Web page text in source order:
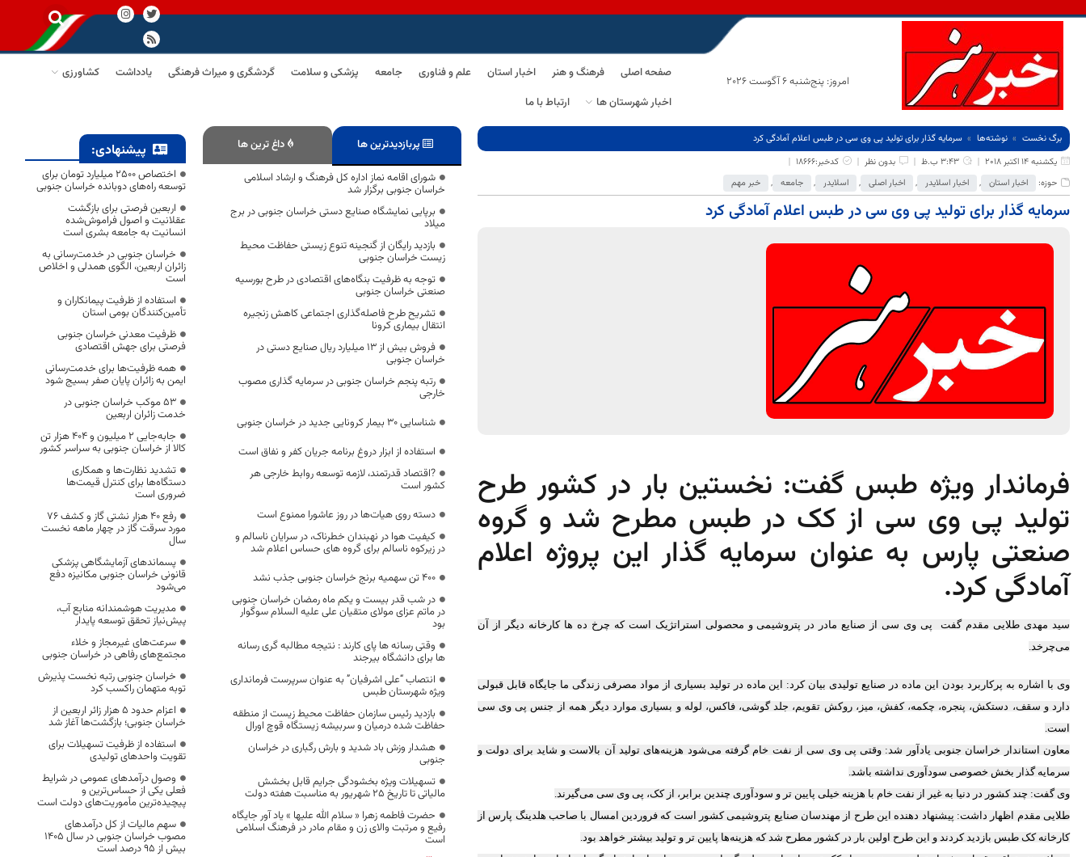
امروز: پنج‌شنبه 6 آگوست 2026
صفحه اصلی فرهنگ و هنر اخبار استان علم و فناوری جامعه پزشکی و سلامت گردشگری و میراث فرهنگی یادداشت
کشاورزی
اخبار شهرستان ها
ارتباط با ما
برگ نخست نوشته‌ها
سرمایه گذار برای تولید پی وی سی در طبس اعلام آمادگی کرد
یکشنبه 14 اکتبر 2018
3:43 ب.ظ بدون نظر
کدخبر:18666
حوزه:
اخبار استان , اخبار اسلایدر , اخبار اصلی , اسلایدر , جامعه , خبر مهم
سرمایه گذار برای تولید پی وی سی در طبس اعلام آمادگی کرد
فرماندار ویژه طبس گفت: نخستین بار در کشور طرح
تولید پی وی سی از کک در طبس مطرح شد و گروه
صنعتی پارس به عنوان سرمایه گذار این پروژه اعلام
آمادگی کرد.
سید مهدی طلایی مقدم گفت پی وی سی از صنایع مادر در پتروشیمی و محصولی استراتژیک است که چرخ ده ها کارخانه دیگر از آن
می‌چرخد.
وی با اشاره به پرکاربرد بودن این ماده در صنایع تولیدی بیان کرد: این ماده در تولید بسیاری از مواد مصرفی زندگی ما جایگاه قابل قبولی
دارد و سقف، دستکش، پنجره، چکمه، کفش، میز، روکش تقویم، جلد گوشی، فاکس، لوله و بسیاری موارد دیگر همه از جنس پی وی سی
است.
معاون استاندار خراسان جنوبی یادآور شد: وقتی پی وی سی از نفت خام گرفته می‌شود هزینه‌های تولید آن بالاست و شاید برای دولت و
سرمایه گذار بخش خصوصی سودآوری نداشته باشد.
وی گفت: چند کشور در دنیا به غیر از نفت خام با هزینه خیلی پایین تر و سودآوری چندین برابر، از کک، پی وی سی می‌گیرند.
طلایی مقدم اظهار داشت: پیشنهاد دهنده این طرح از مهندسان صنایع پتروشیمی کشور است که فروردین امسال با صاحب هلدینگ پارس از
کارخانه کک طبس بازدید کردند و این طرح اولین بار در کشور مطرح شد که هزینه‌ها پایین تر و تولید بیشتر خواهد بود.
پربازدیدترین ها داغ ترین ها
شورای اقامه نماز اداره کل فرهنگ و ارشاد اسلامی
خراسان جنوبی برگزار شد
برپایی نمایشگاه صنایع دستی خراسان جنوبی در برج
میلاد
بازدید رایگان از گنجینه تنوع زیستی حفاظت محیط
زیست خراسان جنوبی
توجه به ظرفیت بنگاه‌های اقتصادی در طرح بورسیه
صنعتی خراسان جنوبی
تشریح طرح فاصله‌گذاری اجتماعی کاهش زنجیره
انتقال بیماری کرونا
فروش بیش از ۱۳ میلیارد ریال صنایع‌ دستی در
خراسان جنوبی
رتبه پنجم خراسان جنوبی در سرمایه گذاری مصوب
خارجی
شناسایی ۳۰ بیمار کرونایی جدید در خراسان جنوبی
استفاده از ابزار دروغ برنامه جریان کفر و نفاق است
?اقتصاد قدرتمند، لازمه توسعه روابط خارجی هر
کشور است
دسته روی هیات‌ها در روز عاشورا ممنوع است
کیفیت هوا در نهبندان خطرناک، در سرایان ناسالم و
در زیرکوه ناسالم برای گروه های حساس اعلام شد
400 تن سهمیه برنج خراسان جنوبی جذب نشد
در شب قدر بیست و یکم ماه رمضان خراسان جنوبی
در ماتم عزای مولای متقیان علی علیه السلام سوگوار
بود
وقتی رسانه ها پای کارند : نتیجه مطالبه گری رسانه
ها برای دانشگاه بیرجند
انتصاب “علی اشرفیان” به عنوان سرپرست فرمانداری
ویژه شهرستان طبس
بازدید رئیس سازمان حفاظت محیط زیست از منطقه
حفاظت شده درمیان و سربیشه زیستگاه قوچ اورال
هشدار وزش باد شدید و بارش رگباری در خراسان
جنوبی
تسهیلات ویژه بخشودگی جرایم قابل بخشش
مالیاتی تا تاریخ ۲۵ شهریور به مناسبت هفته دولت
حضرت فاطمه زهرا « سلام الله علیها » یاد آور جایگاه
رفیع و مرتبت والای زن و مقام مادر در فرهنگ اسلامی
است
پیشنهادی:
اختصاص 2500 میلیارد تومان برای
توسعه راه‌های دوبانده خراسان جنوبی
اربعین فرصتی برای بازگشت
عقلانیت و اصول فراموش‌شده
انسانیت به جامعه بشری است
خراسان جنوبی در خدمت‌رسانی به
زائران اربعین، الگوی همدلی و اخلاص
است
استفاده از ظرفیت پیمانکاران و
تأمین‌کنندگان بومی استان
ظرفیت معدنی خراسان جنوبی
فرصتی برای جهش اقتصادی
همه ظرفیت‌ها برای خدمت‌رسانی
ایمن به زائران پایان صفر بسیج شود
53 موکب خراسان جنوبی در
خدمت زائران اربعین
جابه‌جایی 2 میلیون و 404 هزار تن
کالا از خراسان جنوبی به سراسر کشور
تشدید نظارت‌ها و همکاری
دستگاه‌ها برای کنترل قیمت‌ها
ضروری است
رفع 40 هزار نشتی گاز و کشف 76
مورد سرقت گاز در چهار ماهه نخست
سال
پسماندهای آزمایشگاهی پزشکی
قانونی خراسان جنوبی مکانیزه دفع
می‌شود
مدیریت هوشمندانه منابع آب،
پیش‌نیاز تحقق توسعه پایدار
سرعت‌های غیرمجاز و خلاء
مجتمع‌های رفاهی در خراسان جنوبی
خراسان جنوبی رتبه نخست پذیرش
توبه متهمان راکسب کرد
اعزام حدود 5 هزار زائر اربعین از
خراسان جنوبی؛ بازگشت‌ها آغاز شد
استفاده از ظرفیت تسهیلات برای
تقویت واحدهای تولیدی
وصول درآمدهای عمومی در شرایط
فعلی یکی از حساس‌ترین و
پیچیده‌ترین مأموریت‌های دولت است
سهم مالیات از کل درآمدهای
مصوب خراسان جنوبی در سال ۱۴۰۵
بیش از ۹۵ درصد است